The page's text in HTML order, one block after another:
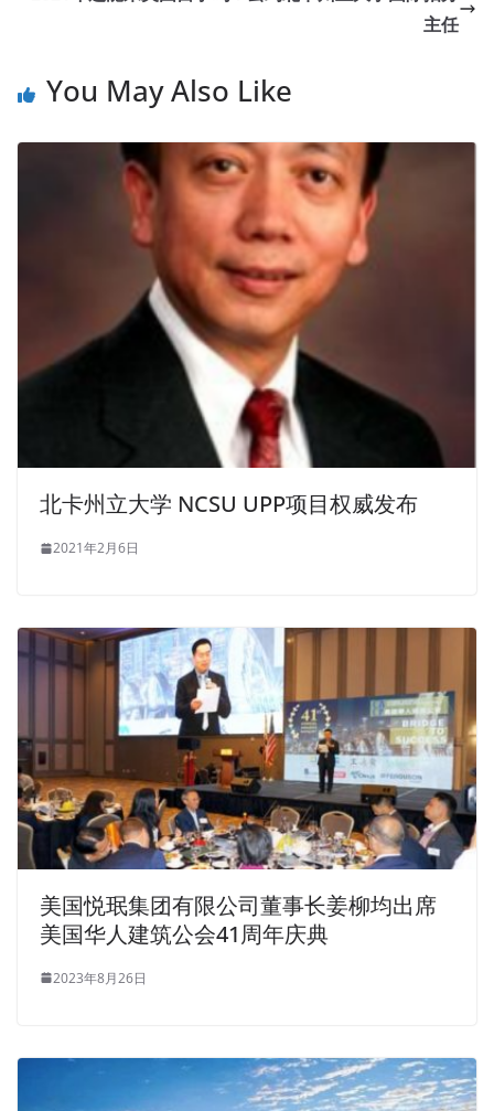
主任
You May Also Like
北卡州立大学 NCSU UPP项目权威发布
2021年2月6日
美国悦珉集团有限公司董事长姜柳均出席
美国华人建筑公会41周年庆典
2023年8月26日